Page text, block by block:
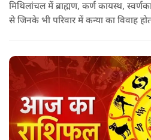
मिथिलांचल में ब्राह्मण, कर्ण कायस्थ,
से जिनके भी परिवार में कन्या का विवाह